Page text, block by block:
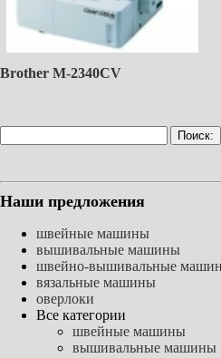
Brother M-2340CV
Наши предложения
швейные машины
вышивальные машины
швейно-вышивальные
вязальные машины
оверлоки
Все категории
швейные машины
вышивальные машины